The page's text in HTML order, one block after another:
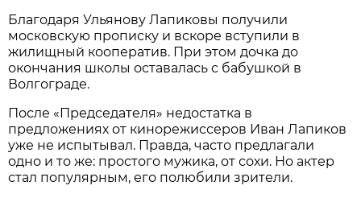
Благодаря Ульянову Лапиковы получили
московскую прописку и вскоре вступили в
жилищный кооператив. При этом дочка до
окончания школы оставалась с бабушкой в
Волгограде.
После «Председателя» недостатка в
предложениях от кинорежиссеров Иван Лапиков
уже не испытывал. Правда, часто предлагали
одно и то же: простого мужика, от сохи. Но актер
стал популярным, его полюбили зрители.